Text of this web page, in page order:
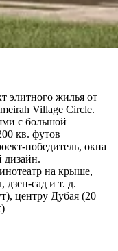
элитного жилья от
Village Circle.
с большой
кв. футов
победитель, окна
дизайн.
на крыше,
дзен-сад и т. д.
центру Дубая (20